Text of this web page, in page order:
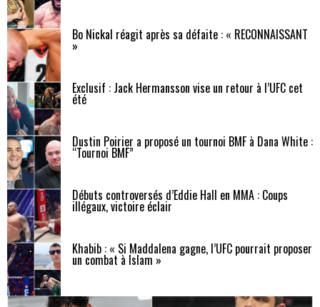
Bo Nickal réagit après sa défaite : « RECONNAISSANT
»
Exclusif : Jack Hermansson vise un retour à l’UFC cet
été
Dustin Poirier a proposé un tournoi BMF à Dana White :
“Tournoi BMF”
Débuts controversés d’Eddie Hall en MMA : Coups
illégaux, victoire éclair
Khabib : « Si Maddalena gagne, l’UFC pourrait proposer
un combat à Islam »